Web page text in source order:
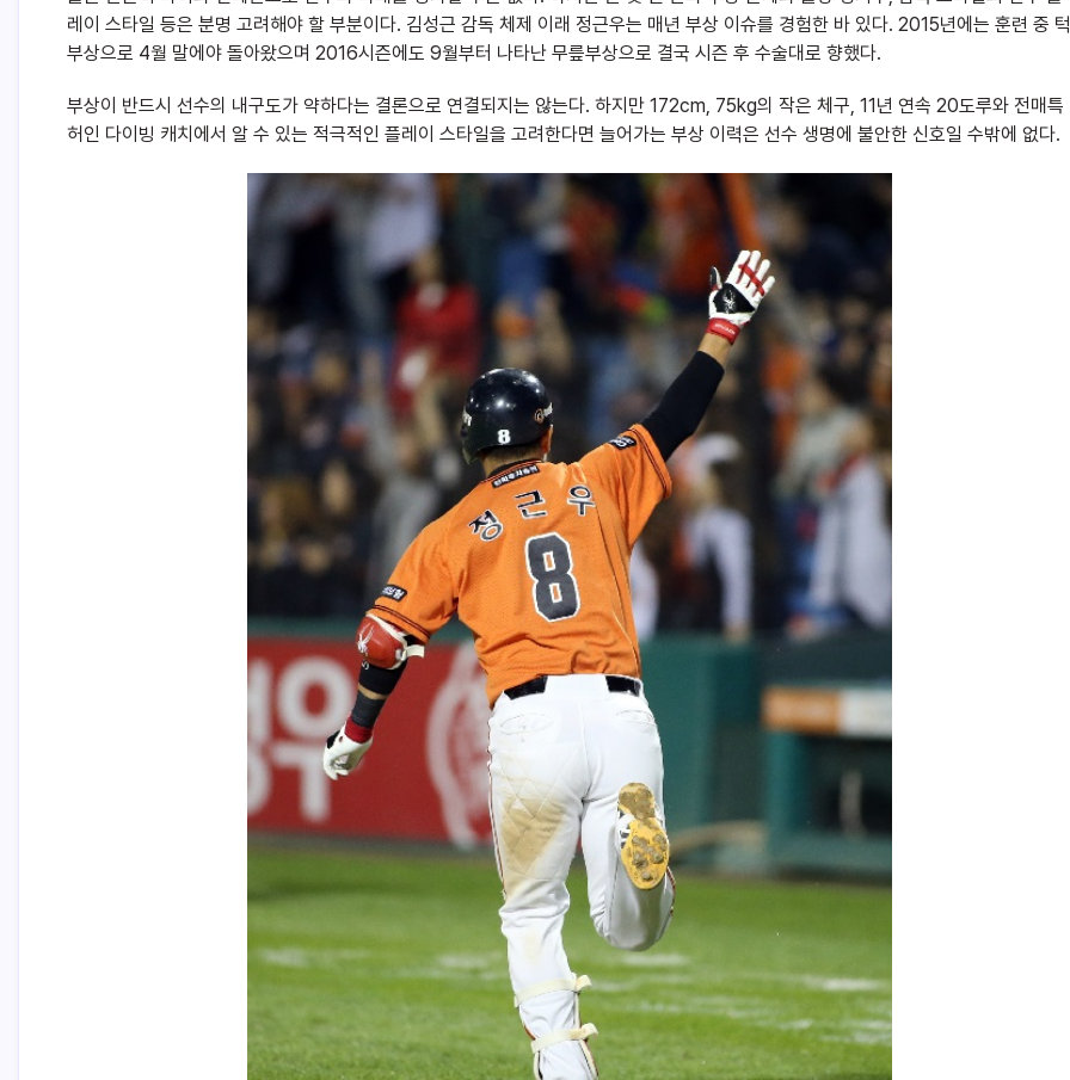
레이 스타일 등은 분명 고려해야 할 부분이다. 김성근 감독 체제 이래 정근우는 매년 부상 이슈를 경험한 바 있다. 2015년에는 훈련 중 턱
부상으로 4월 말에야 돌아왔으며 2016시즌에도 9월부터 나타난 무릎부상으로 결국 시즌 후 수술대로 향했다.
부상이 반드시 선수의 내구도가 약하다는 결론으로 연결되지는 않는다. 하지만 172cm, 75kg의 작은 체구, 11년 연속 20도루와 전매특
허인 다이빙 캐치에서 알 수 있는 적극적인 플레이 스타일을 고려한다면 늘어가는 부상 이력은 선수 생명에 불안한 신호일 수밖에 없다.